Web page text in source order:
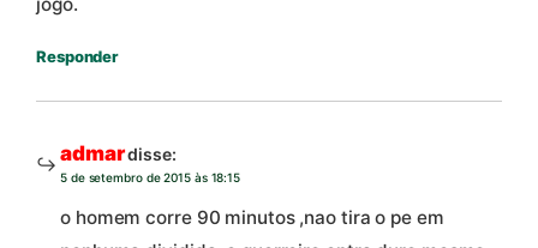
Responder
admardisse:
5 de setembro de 2015 às 18:15
o homem corre 90 minutos ,nao tira o pe em